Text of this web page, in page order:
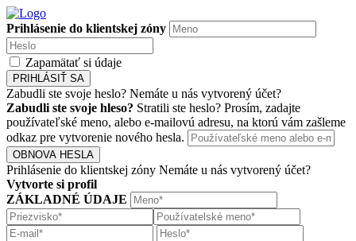
Prihlásenie do klientskej zóny
Zapamätať si údaje
PRIHLÁSIŤ SA
Zabudli ste svoje heslo? Nemáte u nás vytvorený účet?
Zabudli ste svoje hleso? Stratili ste heslo? Prosím, zadajte
používateľské meno, alebo e-mailovú adresu, na ktorú vám zašleme
odkaz pre vytvorenie nového hesla.
OBNOVA HESLA
Prihlásenie do klientskej zóny Nemáte u nás vytvorený účet?
Vytvorte si profil
ZÁKLADNÉ ÚDAJE